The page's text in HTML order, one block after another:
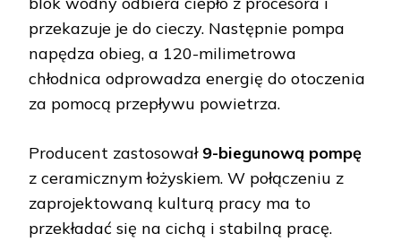
przekazuje je do cieczy. Następnie pompa
napędza obieg, a 120-milimetrowa
chłodnica odprowadza energię do otoczenia
za pomocą przepływu powietrza.
Producent zastosował 9-biegunową pompę
z ceramicznym łożyskiem. W połączeniu z
zaprojektowaną kulturą pracy ma to
przekładać się na cichą i stabilną pracę.